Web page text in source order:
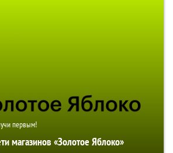
первым!
магазинов «Золотое Яблоко»